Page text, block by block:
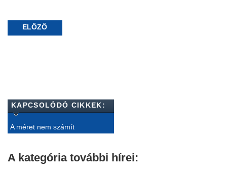
ELŐZŐ
KAPCSOLÓDÓ CIKKEK:
A méret nem számít
A kategória további hírei: